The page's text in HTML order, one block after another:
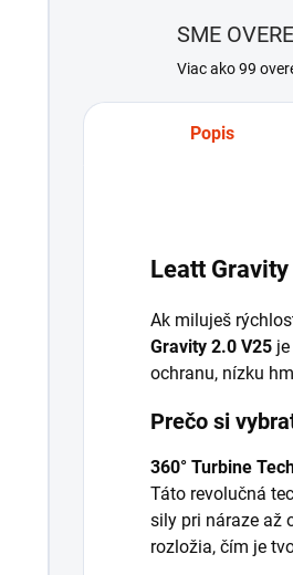
SME
Viac ako 99
Popis
Leatt
Ak miluješ
Gravity 2.0 V25
ochranu, nízku
Prečo si
360° Turbine
Táto revolučná
sily pri náraze až
rozložia, čím je